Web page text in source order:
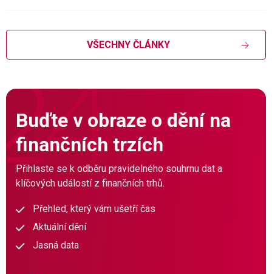
VŠECHNY ČLÁNKY
Buďte v obraze o dění na
finančních trzích
Přihlaste se k odběru pravidelného souhrnu dat a
klíčových událostí z finančních trhů.
Přehled, který vám ušetří čas
Aktuální dění
Jasná data